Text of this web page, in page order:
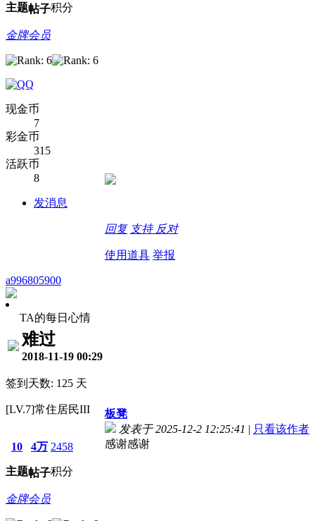
主题帖子积分
金牌会员
现金币
7
彩金币
315
活跃币
8
发消息
回复 支持 反对
使用道具 举报
a996805900
TA的每日心情
难过
2018-11-19 00:29
签到天数: 125 天
[LV.7]常住居民III
10
主题
4万
帖子
2458
积分
金牌会员
板凳
发表于 2025-12-2 12:25:41 | 只看该作者
感谢感谢